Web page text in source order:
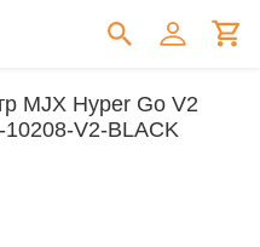
MJX Hyper Go V2
V2-BLACK